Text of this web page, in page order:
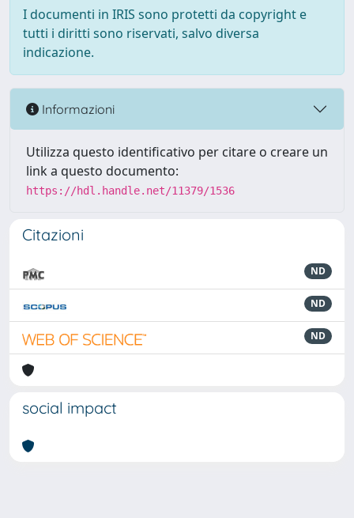
I documenti in IRIS sono protetti da copyright e
tutti i diritti sono riservati, salvo diversa
indicazione.
Informazioni
Utilizza questo identificativo per citare o creare un
link a questo documento:
https://hdl.handle.net/11379/1536
Citazioni
ND
ND
ND
social impact